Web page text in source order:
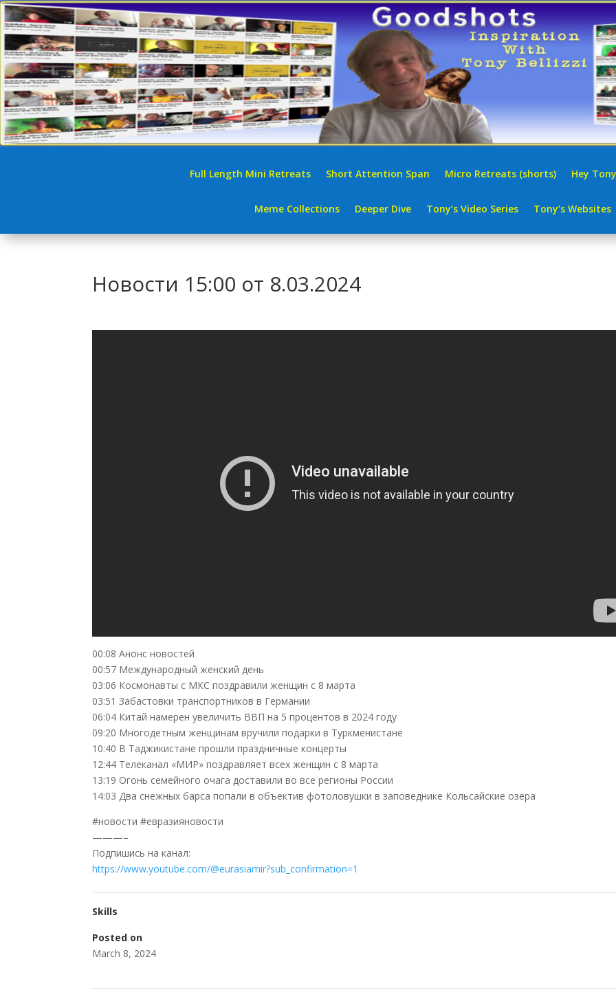
Full Length Mini Retreats Short Attention Span Micro Retreats (shorts) Hey
Meme Collections Deeper Dive Tony’s Video Series Tony’s Websites
Новости 15:00 от 8.03.2024
00:08 Анонс новостей
00:57 Международный женский день
03:06 Космонавты с МКС поздравили женщин с 8 марта
03:51 Забастовки транспортников в Германии
06:04 Китай намерен увеличить ВВП на 5 процентов в 2024 году
09:20 Многодетным женщинам вручили подарки в Туркменистане
10:40 В Таджикистане прошли праздничные концерты
12:44 Телеканал «МИР» поздравляет всех женщин с 8 марта
13:19 Огонь семейного очага доставили во все регионы России
14:03 Два снежных барса попали в объектив фотоловушки в заповеднике Кольсайские озера
#новости #евразияновости
———–
Подпишись на канал:
https://www.youtube.com/@eurasiamir?sub_confirmation=1
Skills
Posted on
March 8, 2024